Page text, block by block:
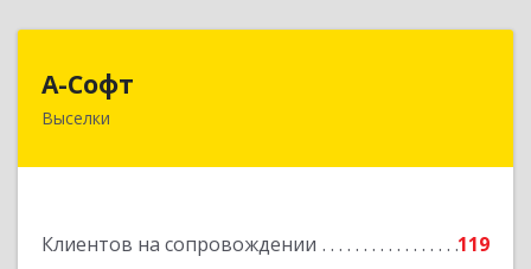
А-Софт
Выселки
Клиентов на сопровождении
119
353100, Краснодарский край, Выселковский